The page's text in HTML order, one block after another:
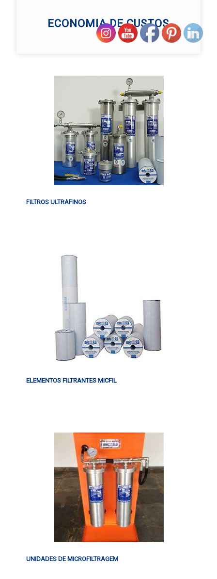
ECONOMIA DE CUSTOS
FILTROS ULTRAFINOS
ELEMENTOS FILTRANTES MICFIL
UNIDADES DE MICROFILTRAGEM